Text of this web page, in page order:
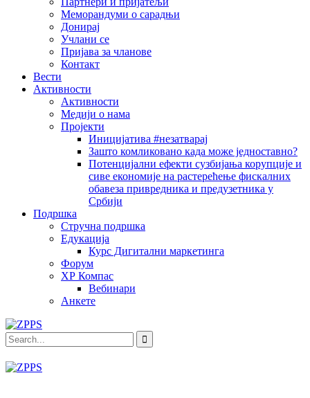
Меморандуми о сарадњи
Донирај
Учлани се
Пријава за чланове
Контакт
Вести
Активности
Активности
Медији о нама
Пројекти
Иницијатива #незатварај
Зашто комликовано када може једноставно?
Потенцијални ефекти сузбијања корупције и
сиве економије на растерећење фискалних
обавеза привредника и предузетника у
Србији
Подршка
Стручна подршка
Едукација
Курс Дигитални маркетинга
Форум
ХР Компас
Вебинари
Анкете